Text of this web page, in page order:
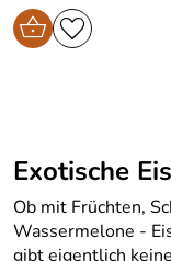
Exotische
Ob mit Früchten,
Wassermelone -
gibt eigentlich